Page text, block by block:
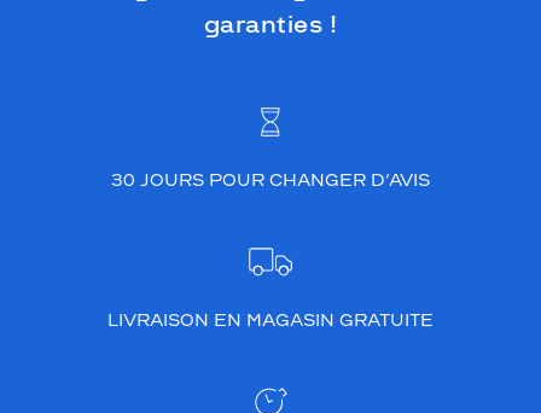
garanties !
30 JOURS POUR CHANGER D’AVIS
LIVRAISON EN MAGASIN GRATUITE